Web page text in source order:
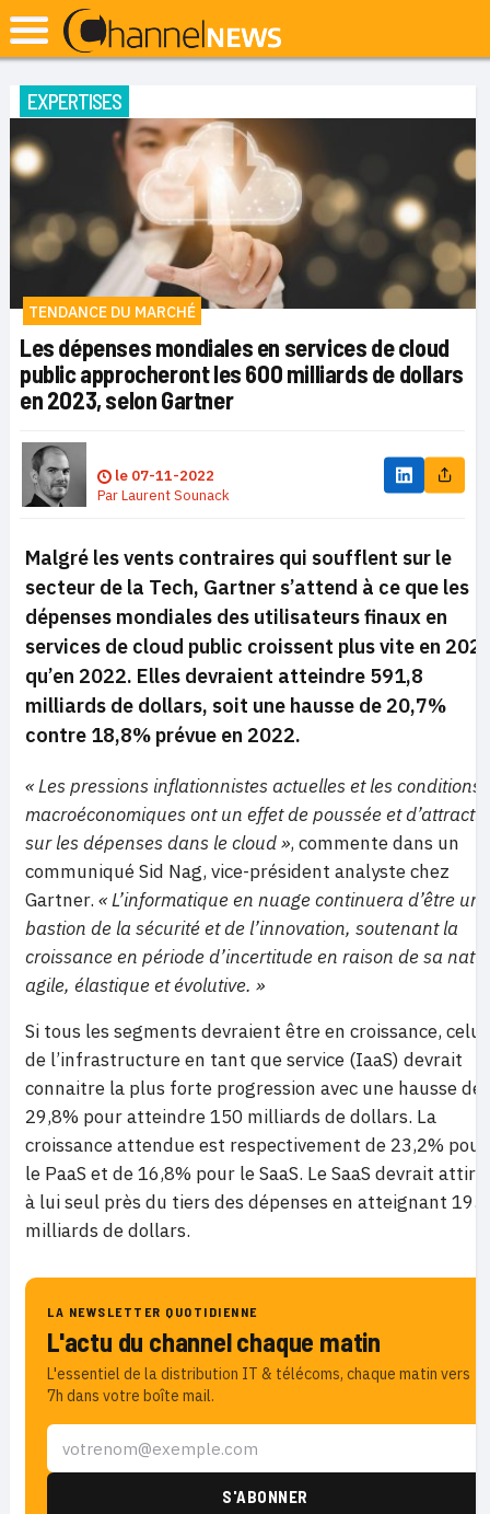
EXPERTISES
TENDANCE DU MARCHÉ
Les dépenses mondiales en services de cloud
public approcheront les 600 milliards de dollars
en 2023, selon Gartner
le 07-11-2022
ParLaurent Sounack
Malgré les vents contraires qui soufflent sur le
secteur de la Tech, Gartner s’attend à ce que les
dépenses mondiales des utilisateurs finaux en
services de cloud public croissent plus vite en
qu’en 2022. Elles devraient atteindre 591,8
milliards de dollars, soit une hausse de 20,7%
contre 18,8% prévue en 2022.
« Les pressions inflationnistes actuelles et les conditions
macroéconomiques ont un effet de poussée et
sur les dépenses dans le cloud », commente dans un
communiqué Sid Nag, vice-président analyste chez
Gartner. « L’informatique en nuage continuera d’être un
bastion de la sécurité et de l’innovation, soutenant la
croissance en période d’incertitude en raison de sa
agile, élastique et évolutive. »
Si tous les segments devraient être en croissance, celui
de l’infrastructure en tant que service (IaaS) devrait
connaitre la plus forte progression avec une hausse de
29,8% pour atteindre 150 milliards de dollars. La
croissance attendue est respectivement de 23,2% pour
le PaaS et de 16,8% pour le SaaS. Le SaaS devrait
à lui seul près du tiers des dépenses en atteignant 195
milliards de dollars.
LA NEWSLETTER QUOTIDIENNE
L'actu du channel chaque matin
L'essentiel de la distribution IT & télécoms, chaque matin vers
7h dans votre boîte mail.